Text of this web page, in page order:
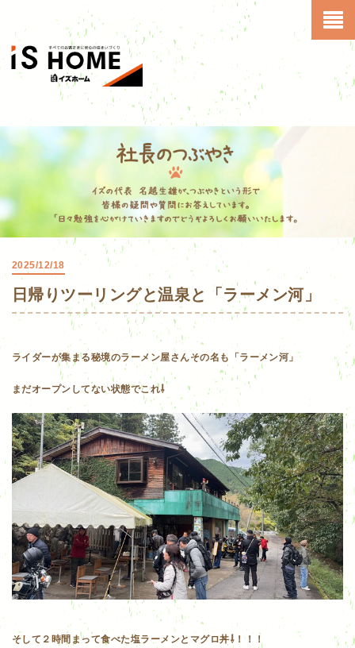
2025/12/18
日帰りツーリングと温泉と「ラーメン河」
ライダーが集まる秘境のラーメン屋さんその名も「ラーメン河」
まだオープンしてない状態でこれ⇩
そして２時間まって食べた塩ラーメンとマグロ丼⇩！！！